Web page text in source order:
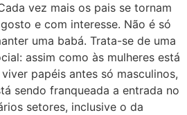
vez mais os pais se tornam
e com interesse. Não é só
uma babá. Trata-se de uma
assim como às mulheres está
papéis antes só masculinos,
sendo franqueada a entrada no
setores, inclusive o da